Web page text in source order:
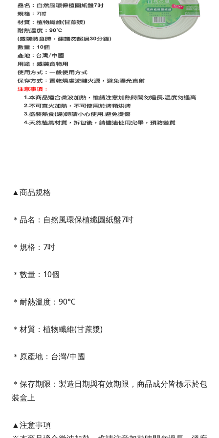
▲商品規格
＊品名：自然風環保植纖圓紙盤7吋
＊規格：7吋
＊數量：10個
＊耐熱溫度：90°C
＊材質：植物纖維(甘蔗漿)
＊原產地：台灣/中國
＊保存期限：製造日期與有效期限，商品成分皆標示於包
裝盒上
▲注意事項